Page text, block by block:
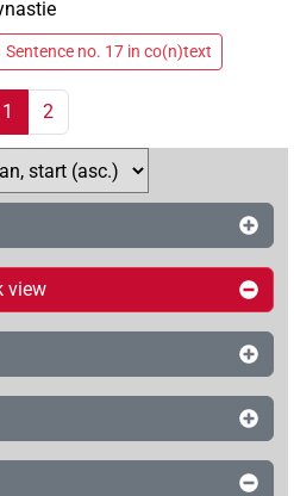
Sentence no. 17 in co(n)text
1 2
view